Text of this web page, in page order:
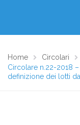
Home
Circolari
Circolare n.22-2018
definizione dei lotti